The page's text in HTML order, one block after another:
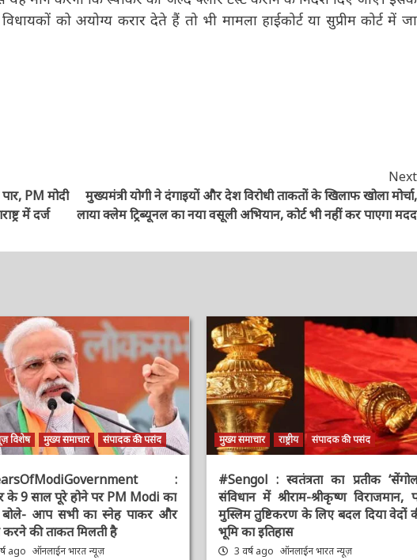
बागी विधायकों को अयोग्य करार देते हैं तो भी मामला हाईकोर्ट या सुप्रीम
होगी।
PM मोदी
में दर्ज
Next
मुख्यमंत्री योगी ने दंगाइयों और देश विरोधी ताकतों के खिलाफ खोला मोर्चा,
लाया क्लेम ट्रिब्यूनल का नया वसूली अभियान, कोर्ट भी नहीं कर पाएगा
विशेष मुख्य समाचार संपादक की पसंद
:
के 9 साल पूरे होने पर PM Modi
बोले- आप सभी का स्नेह पाकर
करने की ताकत मिलती है
मुख्य समाचार राष्ट्रीय संपादक की पसंद
#Sengol : स्वतंत्रता का प्रतीक ‘सेंगोल’,
संविधान में श्रीराम-श्रीकृष्ण विराजमान, पर
मुस्लिम तुष्टिकरण के लिए बदल दिया वेदों की
भूमि का इतिहास